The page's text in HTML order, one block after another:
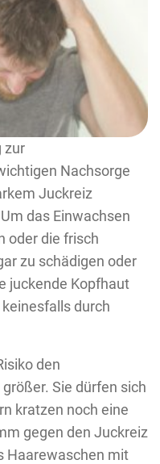
zur
Nachsorge
Juckreiz
das Einwachsen
oder die frisch
zu schädigen oder
juckende Kopfhaut
durch
den
Sie dürfen sich
kratzen noch eine
gegen den Juckreiz
Haarewaschen mit